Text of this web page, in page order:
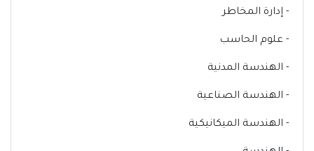
- إدارة المخاطر
- علوم الحاسب
- الهندسة المدنية
- الهندسة الصناعية
- الهندسة الميكانيكية